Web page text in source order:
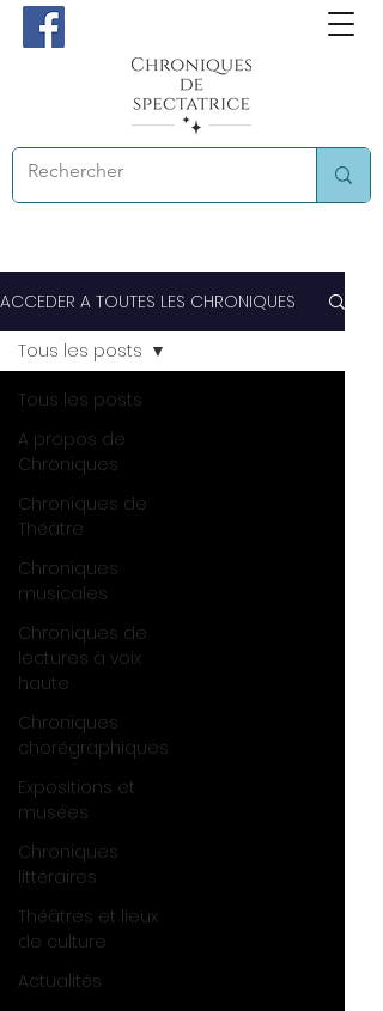
ACCEDER A TOUTES LES CHRONIQUES
Tous les posts
A propos de
Chroniques
Chroniques de
Théâtre
Chroniques
musicales
Chroniques de
lectures à voix
haute
Chroniques
chorégraphiques
Expositions et
musées
Chroniques
littéraires
Théâtres et lieux
de culture
Actualités
Tous les posts